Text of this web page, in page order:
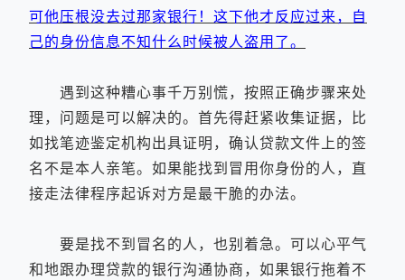
可他压根没去过那家银行！这下他才反应过来，自
己的身份信息不知什么时候被人盗用了。
遇到这种糟心事千万别慌，按照正确步骤来处
理，问题是可以解决的。首先得赶紧收集证据，比
如找笔迹鉴定机构出具证明，确认贷款文件上的签
名不是本人亲笔。如果能找到冒用你身份的人，直
接走法律程序起诉对方是最干脆的办法。
要是找不到冒名的人，也别着急。可以心平气
和地跟办理贷款的银行沟通协商，如果银行拖着不